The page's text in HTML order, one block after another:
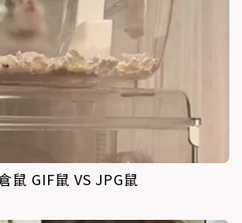
鼠 GIF鼠 VS JPG鼠